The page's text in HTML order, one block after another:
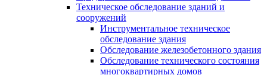
Техническое обследование зданий и
сооружений
Инструментальное техническое
обследование здания
Обследование железобетонного здания
Обследование технического состояния
многоквартирных домов